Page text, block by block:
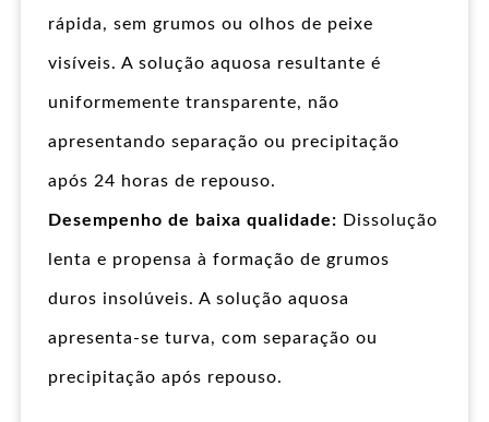
rápida, sem grumos ou olhos de peixe
visíveis. A solução aquosa resultante é
uniformemente transparente, não
apresentando separação ou precipitação
após 24 horas de repouso.
Desempenho de baixa qualidade: Dissolução
lenta e propensa à formação de grumos
duros insolúveis. A solução aquosa
apresenta-se turva, com separação ou
precipitação após repouso.